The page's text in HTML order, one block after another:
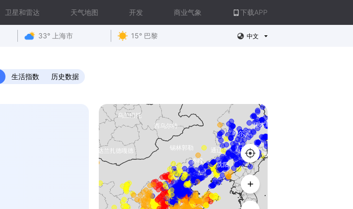
卫星和雷达 天气地图 开发 商业气象 下载APP
33° 上海市 15° 巴黎 中文
生活指数 历史数据